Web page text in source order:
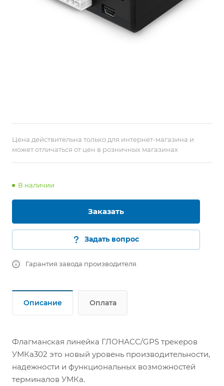
Цена действительна только для интернет-магазина и
может отличаться от цен в розничных магазинах
В наличии
Заказать
Задать вопрос
Гарантия завода производителя
Описание Оплата
Флагманская линейка ГЛОНАСС/GPS трекеров
УМКа302 это новый уровень производительности,
надежности и функциональных возможностей
терминалов УМКа.